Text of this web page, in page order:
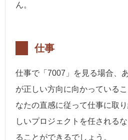
ん。
仕事
仕事で「7007」を見る場合、
が正しい方向に向かっている
なたの直感に従って仕事に取
しいプロジェクトを任される
ることができるでしょう。